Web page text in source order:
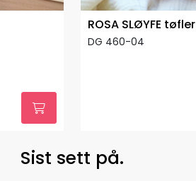
ROSA SLØYFE tøfler
DG 460-04
Sist sett på.